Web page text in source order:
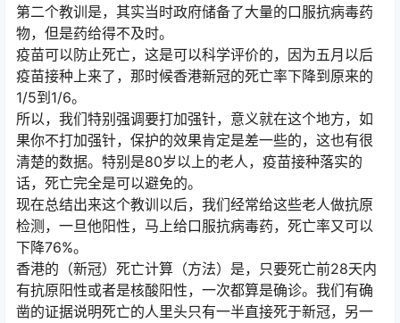
第二个教训是，其实当时政府储备了大量的口服抗病毒药
物，但是药给得不及时。
疫苗可以防止死亡，这是可以科学评价的，因为五月以后
疫苗接种上来了，那时候香港新冠的死亡率下降到原来的
1/5到1/6。
所以，我们特别强调要打加强针，意义就在这个地方，如
果你不打加强针，保护的效果肯定是差一些的，这也有很
清楚的数据。特别是80岁以上的老人，疫苗接种落实的
话，死亡完全是可以避免的。
现在总结出来这个教训以后，我们经常给这些老人做抗原
检测，一旦他阳性，马上给口服抗病毒药，死亡率又可以
下降76%。
香港的（新冠）死亡计算（方法）是，只要死亡前28天内
有抗原阳性或者是核酸阳性，一次都算是确诊。我们有确
凿的证据说明死亡的人里头只有一半直接死于新冠，另一